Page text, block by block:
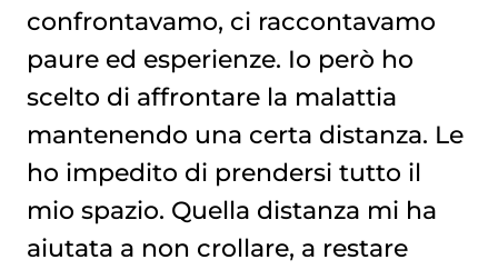
confrontavamo, ci raccontavamo
paure ed esperienze. Io però ho
scelto di affrontare la malattia
mantenendo una certa distanza. Le
ho impedito di prendersi tutto il
mio spazio. Quella distanza mi ha
aiutata a non crollare, a restare